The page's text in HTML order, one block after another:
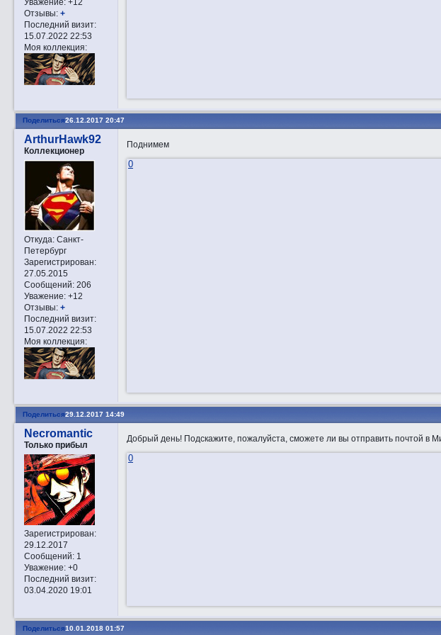
Уважение: +12
Отзывы: +
Последний визит:
15.07.2022 22:53
Моя коллекция:
Поделиться26.12.2017 20:47
ArthurHawk92
Коллекционер
Откуда:Санкт-
Петербург
Зарегистрирован:
27.05.2015
Сообщений:206
Уважение: +12
Отзывы: +
Последний визит:
15.07.2022 22:53
Моя коллекция:
Поднимем
0
Поделиться29.12.2017 14:49
Necromantic
Только прибыл
Зарегистрирован:
29.12.2017
Сообщений:1
Уважение: +0
Последний визит:
03.04.2020 19:01
Добрый день! Подскажите, пожалуйста, сможете ли вы отправить почтой в
0
Поделиться10.01.2018 01:57